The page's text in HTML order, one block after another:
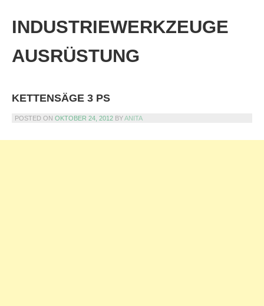
content
INDUSTRIEWERKZEUGE
AUSRÜSTUNG
KETTENSÄGE 3 PS
POSTED ON OKTOBER 24, 2012 BYANITA